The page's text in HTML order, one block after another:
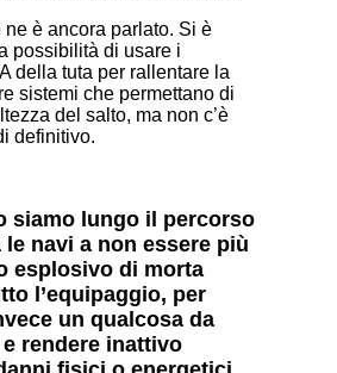
ne è ancora parlato. Si è
possibilità di usare i
della tuta per rallentare la
sistemi che permettano di
del salto, ma non c’è
definitivo.
siamo lungo il percorso
navi a non essere più
esplosivo di morta
l’equipaggio, per
un qualcosa da
rendere inattivo